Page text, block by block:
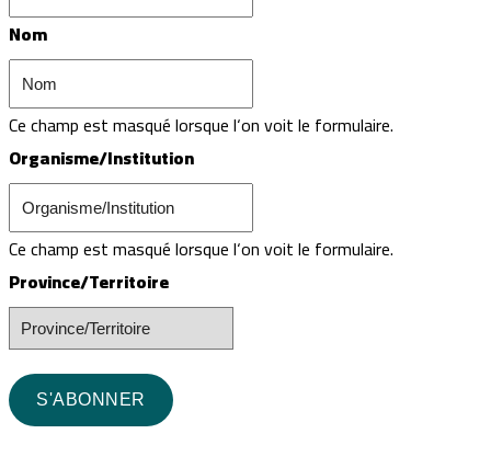
Nom
Ce champ est masqué lorsque l‘on voit le formulaire.
Organisme/Institution
Ce champ est masqué lorsque l‘on voit le formulaire.
Province/Territoire
S'ABONNER